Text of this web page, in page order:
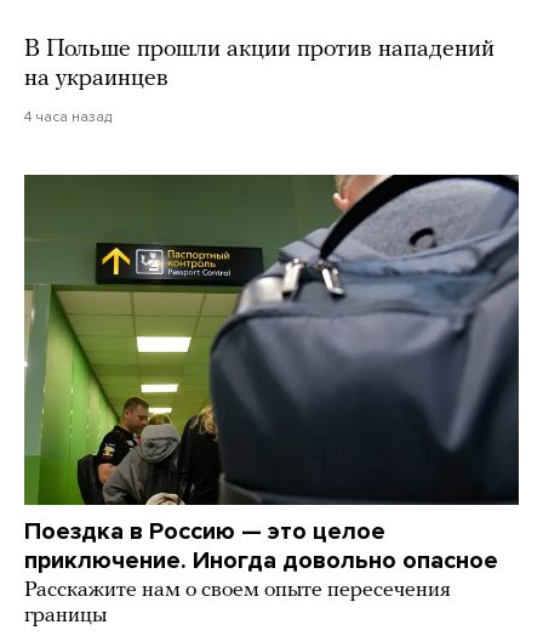
В Польше прошли акции против нападений
на украинцев
4 часа назад
Поездка в Россию — это целое
приключение. Иногда довольно опасное
Расскажите нам о своем опыте пересечения
границы